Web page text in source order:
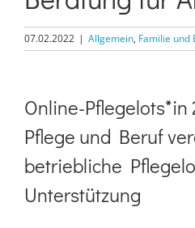
07.02.2022 | Allgemein, Familie und
Online-Pflegelots*in
Pflege und Beruf
betriebliche
Unterstützung